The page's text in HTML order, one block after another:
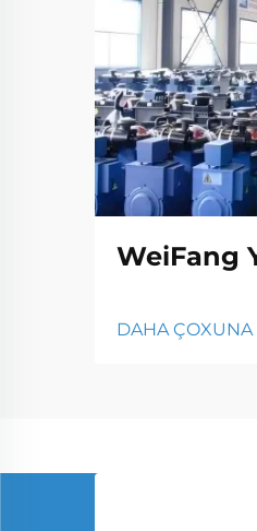
WeiFang
DAHA ÇOXUNA